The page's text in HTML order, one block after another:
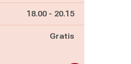
Pågår mellan
18.00 - och
20.15
Gratis